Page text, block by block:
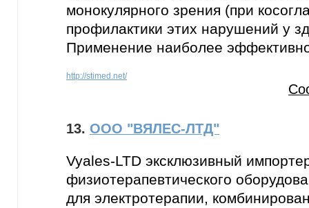
монокулярного зрения (при
профилактики этих нарушений у
Применение наиболее
http://stimed.net/
13. ООО "ВЯЛЕС-ЛТД"
Vyales-LTD эксклюзивный
физиотерапевтического
для электротерапии,